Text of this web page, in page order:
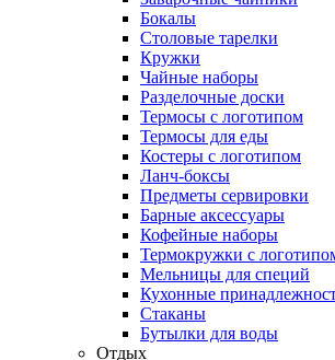
Бокалы
Столовые тарелки
Кружки
Чайные наборы
Разделочные доски
Термосы с логотипом
Термосы для еды
Костеры с логотипом
Ланч-боксы
Предметы сервировки
Барные аксессуары
Кофейные наборы
Термокружки с
Мельницы для специй
Кухонные
Стаканы
Бутылки для воды
Отдых